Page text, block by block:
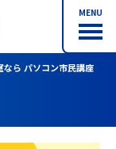
MENU
ら パソコン市民講座